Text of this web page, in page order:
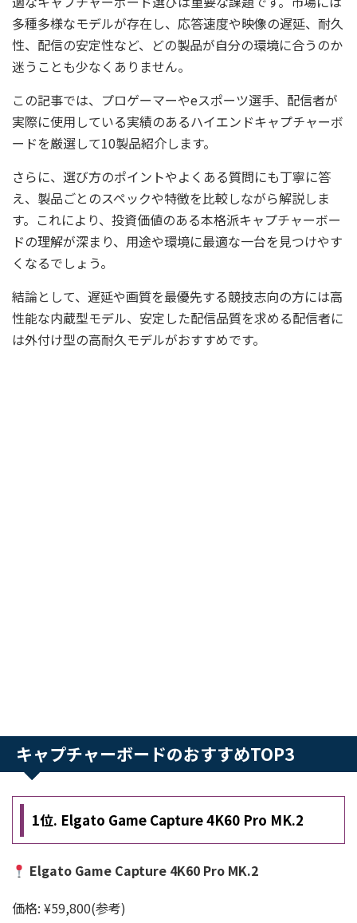
多種多様なモデルが存在し、応答速度や映像の遅延、耐久
性、配信の安定性など、どの製品が自分の環境に合うのか
迷うことも少なくありません。
この記事では、プロゲーマーやeスポーツ選手、配信者が
実際に使用している実績のあるハイエンドキャプチャーボ
ードを厳選して10製品紹介します。
さらに、選び方のポイントやよくある質問にも丁寧に答
え、製品ごとのスペックや特徴を比較しながら解説しま
す。これにより、投資価値のある本格派キャプチャーボー
ドの理解が深まり、用途や環境に最適な一台を見つけやす
くなるでしょう。
結論として、遅延や画質を最優先する競技志向の方には高
性能な内蔵型モデル、安定した配信品質を求める配信者に
は外付け型の高耐久モデルがおすすめです。
キャプチャーボードのおすすめTOP3
1位. Elgato Game Capture 4K60 Pro MK.2
Elgato Game Capture 4K60 Pro MK.2
価格: ¥59,800(参考)